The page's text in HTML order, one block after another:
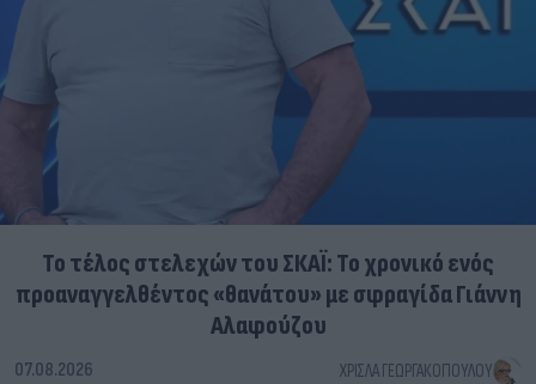
Το τέλος στελεχών του ΣΚΑΪ: Το χρονικό ενός
προαναγγελθέντος «θανάτου» με σφραγίδα Γιάννη
Αλαφούζου
07.08.2026 ΧΡΊΣΛΑ ΓΕΩΡΓΑΚΟΠΟΎΛΟΥ